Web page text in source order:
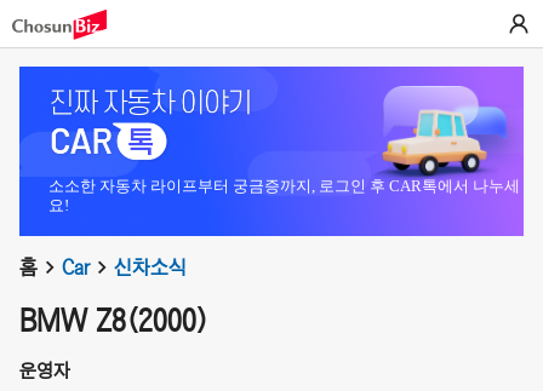
소소한 자동차 라이프부터 궁금증까지, 로그인 후 CAR톡에서 나누세
요!
홈 Car 신차소식
BMW Z8(2000)
운영자